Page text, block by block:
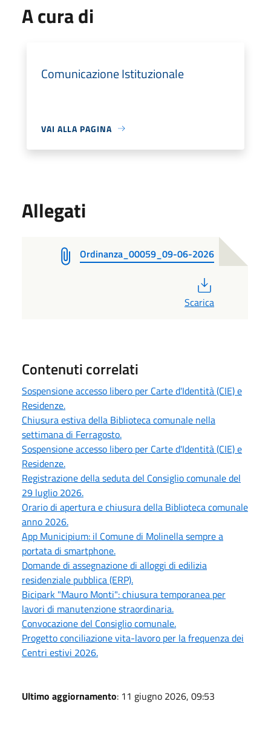
A cura di
Comunicazione Istituzionale
VAI ALLA PAGINA
Allegati
Ordinanza_00059_09-06-2026
Scarica
Contenuti correlati
Sospensione accesso libero per Carte d'Identità (CIE) e
Residenze.
Chiusura estiva della Biblioteca comunale nella
settimana di Ferragosto.
Sospensione accesso libero per Carte d'Identità (CIE) e
Residenze.
Registrazione della seduta del Consiglio comunale del
29 luglio 2026.
Orario di apertura e chiusura della Biblioteca comunale
anno 2026.
App Municipium: il Comune di Molinella sempre a
portata di smartphone.
Domande di assegnazione di alloggi di edilizia
residenziale pubblica (ERP).
Bicipark "Mauro Monti": chiusura temporanea per
lavori di manutenzione straordinaria.
Convocazione del Consiglio comunale.
Progetto conciliazione vita-lavoro per la frequenza dei
Centri estivi 2026.
Ultimo aggiornamento: 11 giugno 2026, 09:53